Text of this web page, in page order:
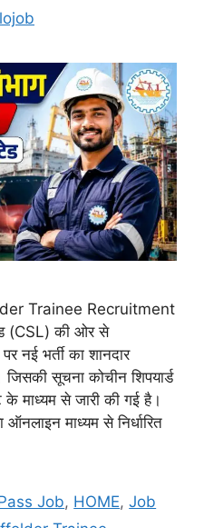
Trainee Recruitment
(CSL) की ओर से
नई भर्ती का शानदार
सूचना कोचीन शिपयार्ड
माध्यम से जारी की गई है।
माध्यम से निर्धारित
Job, HOME,Job